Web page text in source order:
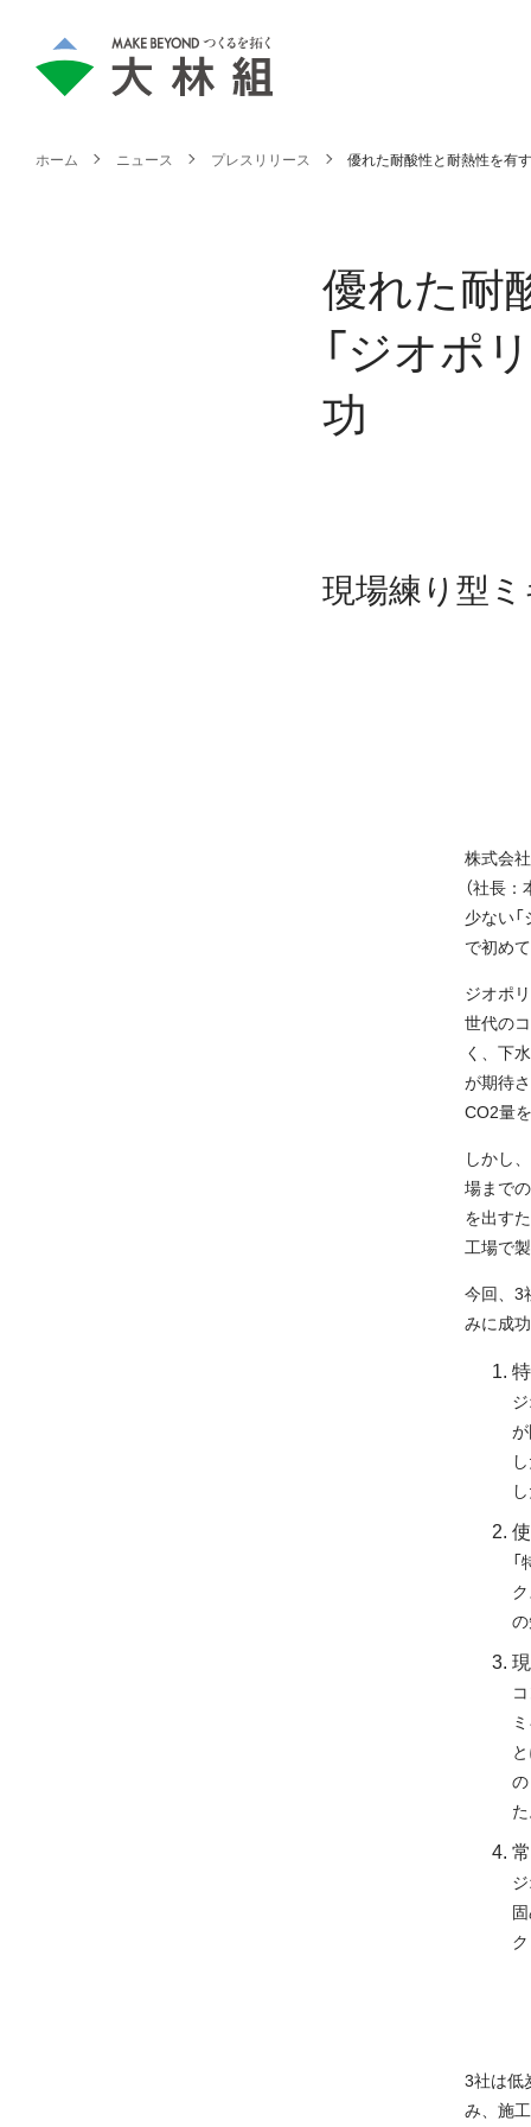
ホーム ニュース プレスリリース 優れた耐酸性と耐熱性を有
優れた耐
「ジオポ
功
現場練り型
株式会
（社長
少ない
で初め
ジオポ
世代の
く、下
が期待
CO2量
しかし
場まで
を出す
工場で
今回、3
みに成
3社は低
み、施